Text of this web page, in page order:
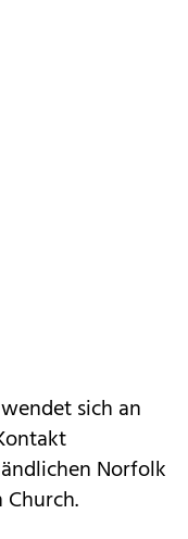
sich an
Norfolk